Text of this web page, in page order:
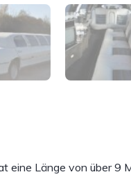
eine Länge von über 9